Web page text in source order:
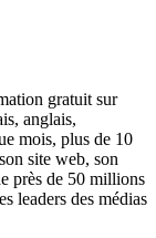
gratuit sur
anglais,
mois, plus de 10
site web, son
près de 50 millions
leaders des médias